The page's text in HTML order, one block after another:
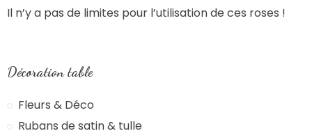
Il n’y a pas de limites pour l’utilisation de ces roses !
Décoration table
Fleurs & Déco
Rubans de satin & tulle